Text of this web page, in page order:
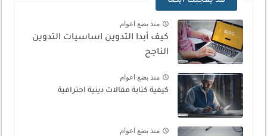
منذ بضع اعوام
كيف أبدا التدوين اساسيات التدوين
الناجح
منذ بضع اعوام
كيفية كتابة مقالات دينية احترافية
منذ بضع اعوام